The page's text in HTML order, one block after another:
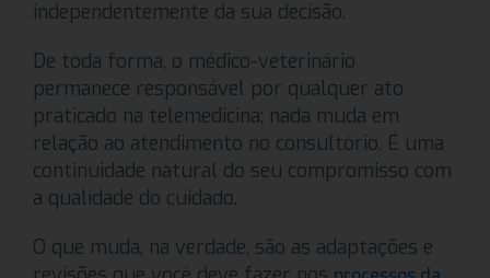
independentemente da sua decisão.
De toda forma, o médico-veterinário
permanece responsável por qualquer ato
praticado na telemedicina; nada muda em
relação ao atendimento no consultório. É uma
continuidade natural do seu compromisso com
a qualidade do cuidado.
O que muda, na verdade, são as adaptações e